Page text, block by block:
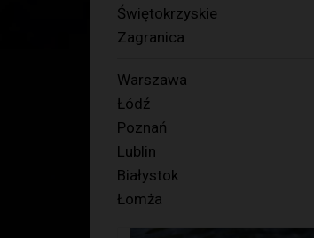
Świętokrzyskie
Zagranica
Warszawa
Łódź
Poznań
Lublin
Białystok
Łomża